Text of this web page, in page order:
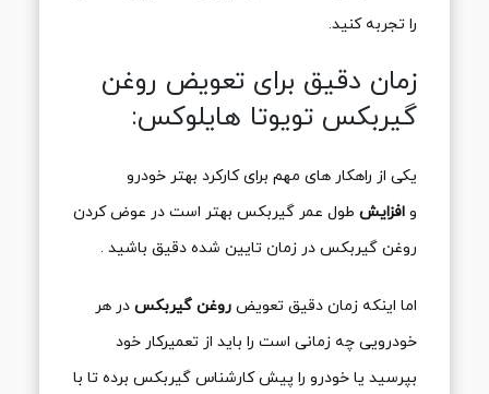
را تجربه کنید.
زمان دقیق برای تعویض روغن
گیربکس تویوتا هایلوکس:
یکی از راهکار های مهم برای کارکرد بهتر خودرو
وافزایشطول عمر گیربکس بهتر است در عوض کردن
روغن گیربکس در زمان تایین شده دقیق باشید .
اما اینکه زمان دقیق تعویض روغن گیربکسدر هر
خودرویی چه زمانی است را باید از تعمیرکار خود
بپرسید یا خودرو را پیش کارشناس گیربکس برده تا با